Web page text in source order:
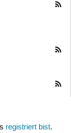
registriert bist.